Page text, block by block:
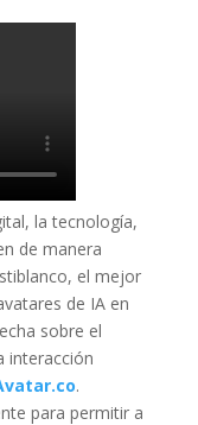
la tecnología,
de manera
el mejor
de IA en
sobre el
interacción
.
para permitir a